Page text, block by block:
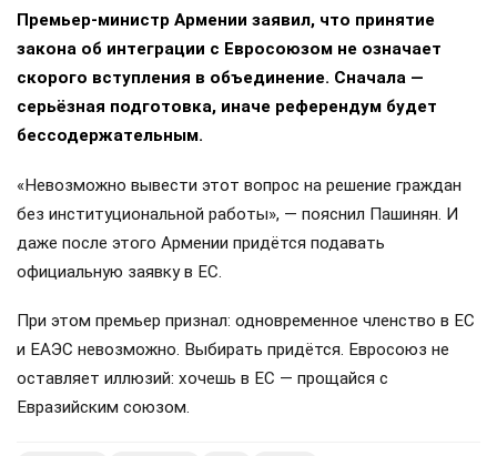
Премьер-министр Армении заявил, что принятие
закона об интеграции с Евросоюзом не означает
скорого вступления в объединение. Сначала —
серьёзная подготовка, иначе референдум будет
бессодержательным.
«Невозможно вывести этот вопрос на решение граждан
без институциональной работы», — пояснил Пашинян. И
даже после этого Армении придётся подавать
официальную заявку в ЕС.
При этом премьер признал: одновременное членство в ЕС
и ЕАЭС невозможно. Выбирать придётся. Евросоюз не
оставляет иллюзий: хочешь в ЕС — прощайся с
Евразийским союзом.